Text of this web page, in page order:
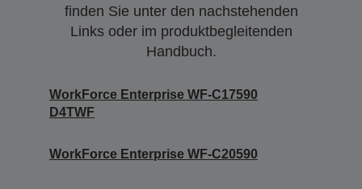
finden Sie unter den nachstehenden
Links oder im produktbegleitenden
Handbuch.
WorkForce Enterprise WF-C17590
D4TWF
WorkForce Enterprise WF-C20590